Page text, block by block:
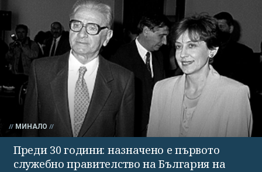
МИНАЛО
Преди 30 години: назначено е първото
служебно правителство на България на